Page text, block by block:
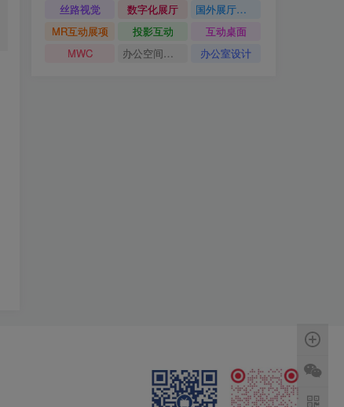
丝路视觉
数字化展厅
国外展厅案例
MR互动展项
投影互动
互动桌面
MWC
办公空间设计 办公室设计